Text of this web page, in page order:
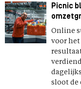
Picnic
Online
voor het
sloot de